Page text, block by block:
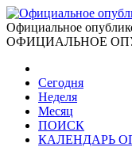
Официальное
ОФИЦИАЛЬНОЕ
Сегодня
Неделя
Месяц
ПОИСК
КАЛЕНДАРЬ